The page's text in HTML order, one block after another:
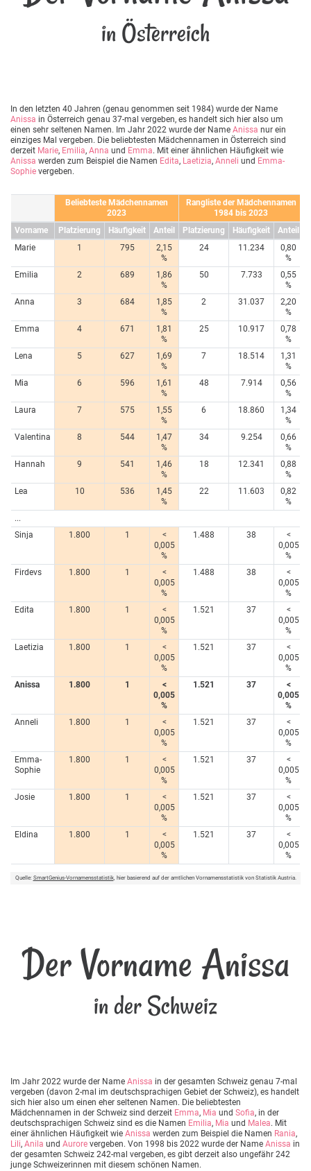
in Österreich
In den letzten 40 Jahren (genau genommen seit 1984) wurde der Name
Anissa in Österreich genau 37-mal vergeben, es handelt sich hier also um
einen sehr seltenen Namen. Im Jahr 2022 wurde der Name Anissa nur ein
einziges Mal vergeben. Die beliebtesten Mädchennamen in Österreich sind
derzeit Marie, Emilia, Anna und Emma. Mit einer ähnlichen Häufigkeit wie
Anissa werden zum Beispiel die Namen Edita, Laetizia, Anneli und Emma-
Sophie vergeben.
Beliebteste Mädchennamen
2023
Rangliste der Mädchennamen
1984 bis 2023
Vorname
Platzierung Häufigkeit Anteil Platzierung Häufigkeit
Anteil
Marie
1 795
2,15
%
24 11.234
0,80
%
Emilia
2 689
1,86
%
50 7.733
0,55
%
Anna
3 684
1,85
%
2 31.037
2,20
%
Emma
4 671
1,81
%
25 10.917
0,78
%
Lena
5 627
1,69
%
7 18.514
1,31
%
Mia
6 596
1,61
%
48 7.914
0,56
%
Laura
7 575
1,55
%
6 18.860
1,34
%
Valentina
8 544
1,47
%
34 9.254
0,66
%
Hannah
9 541
1,46
%
18 12.341
0,88
%
Lea
10 536
1,45
%
22 11.603
0,82
%
...
Sinja
1.800 1
<
0,005
%
1.488 38
<
0,005
%
Firdevs
1.800 1
<
0,005
%
1.488 38
<
0,005
%
Edita
1.800 1
<
0,005
%
1.521 37
<
0,005
%
Laetizia
1.800 1
<
0,005
%
1.521 37
<
0,005
%
Anissa
1.800 1
<
0,005
%
1.521 37
<
0,005
%
Anneli
1.800 1
<
0,005
%
1.521 37
<
0,005
%
Emma-
Sophie
1.800 1
<
0,005
%
1.521 37
<
0,005
%
Josie
1.800 1
<
0,005
%
1.521 37
<
0,005
%
Eldina
1.800 1
<
0,005
%
1.521 37
<
0,005
%
Quelle: SmartGenius-Vornamensstatistik, hier basierend auf der amtlichen Vornamensstatistik von Statistik Austria.
Der Vorname Anissa
in der Schweiz
Im Jahr 2022 wurde der Name Anissa in der gesamten Schweiz genau 7-mal
vergeben (davon 2-mal im deutschsprachigen Gebiet der Schweiz), es handelt
sich hier also um einen eher seltenen Namen. Die beliebtesten
Mädchennamen in der Schweiz sind derzeit Emma, Mia und Sofia, in der
deutschsprachigen Schweiz sind es die Namen Emilia, Mia und Malea. Mit
einer ähnlichen Häufigkeit wie Anissa werden zum Beispiel die Namen Rania,
Lili, Anila und Aurore vergeben. Von 1998 bis 2022 wurde der Name Anissa in
der gesamten Schweiz 242-mal vergeben, es gibt derzeit also ungefähr 242
junge Schweizerinnen mit diesem schönen Namen.